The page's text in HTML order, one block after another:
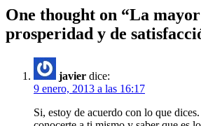
One thought on “La
prosperidad y de
javier dice:
9 enero, 2013 a las 16:17
Si, estoy de acuerdo con lo que